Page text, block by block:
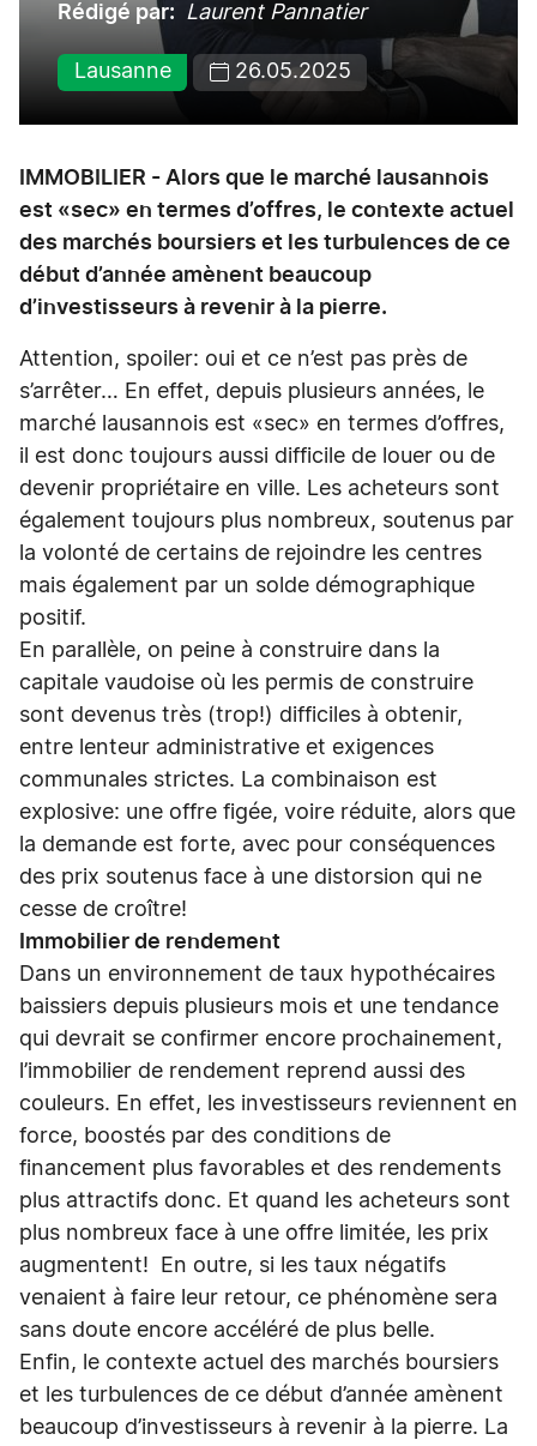
Rédigé par Laurent Pannatier
Lausanne 26.05.2025
IMMOBILIER - Alors que le marché lausannois
est «sec» en termes d’offres, le contexte actuel
des marchés boursiers et les turbulences de ce
début d’année amènent beaucoup
d’investisseurs à revenir à la pierre.
Attention, spoiler: oui et ce n’est pas près de
s’arrêter… En effet, depuis plusieurs années, le
marché lausannois est «sec» en termes d’offres,
il est donc toujours aussi difficile de louer ou de
devenir propriétaire en ville. Les acheteurs sont
également toujours plus nombreux, soutenus par
la volonté de certains de rejoindre les centres
mais également par un solde démographique
positif.
En parallèle, on peine à construire dans la
capitale vaudoise où les permis de construire
sont devenus très (trop!) difficiles à obtenir,
entre lenteur administrative et exigences
communales strictes. La combinaison est
explosive: une offre figée, voire réduite, alors que
la demande est forte, avec pour conséquences
des prix soutenus face à une distorsion qui ne
cesse de croître!
Immobilier de rendement
Dans un environnement de taux hypothécaires
baissiers depuis plusieurs mois et une tendance
qui devrait se confirmer encore prochainement,
l’immobilier de rendement reprend aussi des
couleurs. En effet, les investisseurs reviennent en
force, boostés par des conditions de
financement plus favorables et des rendements
plus attractifs donc. Et quand les acheteurs sont
plus nombreux face à une offre limitée, les prix
augmentent! En outre, si les taux négatifs
venaient à faire leur retour, ce phénomène sera
sans doute encore accéléré de plus belle.
Enfin, le contexte actuel des marchés boursiers
et les turbulences de ce début d’année amènent
beaucoup d’investisseurs à revenir à la pierre. La